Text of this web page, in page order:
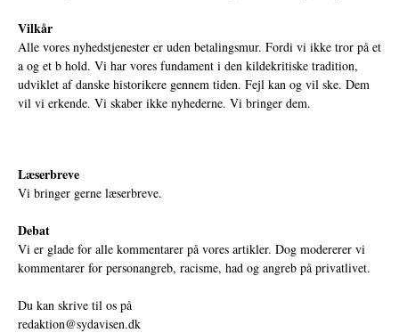
Vilkår
Alle vores nyhedstjenester er uden betalingsmur. Fordi vi ikke tror på et
a og et b hold. Vi har vores fundament i den kildekritiske tradition,
udviklet af danske historikere gennem tiden. Fejl kan og vil ske. Dem
vil vi erkende. Vi skaber ikke nyhederne. Vi bringer dem.
Læserbreve
Vi bringer gerne læserbreve.
Debat
Vi er glade for alle kommentarer på vores artikler. Dog modererer vi
kommentarer for personangreb, racisme, had og angreb på privatlivet.
Du kan skrive til os på
redaktion@sydavisen.dk